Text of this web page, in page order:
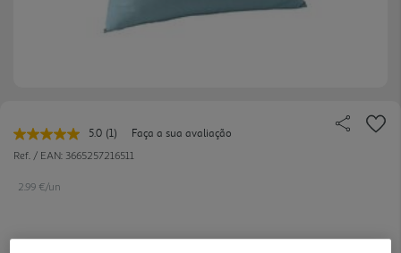
5.0 Leu
uma
página.
(1)
Faça a sua avaliação
Ref. / EAN: 3665257216511
2.99 €/un